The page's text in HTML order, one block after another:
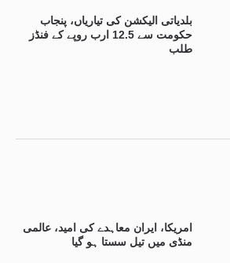
بلدیاتی الیکشن کی تیاریاں، پنجاب
حکومت سے 12.5 ارب روپے کے فنڈز
طلب
امریکا، ایران معاہدے کی امید، عالمی
منڈی میں تیل سستا ہو گیا